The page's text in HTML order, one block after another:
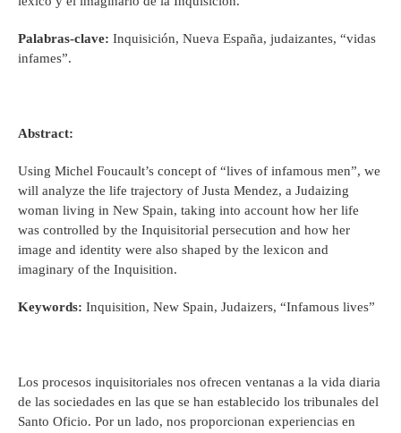
Palabras-clave: Inquisición, Nueva España, judaizantes, “vidas
infames”.
Abstract:
Using Michel Foucault’s concept of “lives of infamous men”, we
will analyze the life trajectory of Justa Mendez, a Judaizing
woman living in New Spain, taking into account how her life
was controlled by the Inquisitorial persecution and how her
image and identity were also shaped by the lexicon and
imaginary of the Inquisition.
Keywords: Inquisition, New Spain, Judaizers, “Infamous lives”
Los procesos inquisitoriales nos ofrecen ventanas a la vida diaria
de las sociedades en las que se han establecido los tribunales del
Santo Oficio. Por un lado, nos proporcionan experiencias en